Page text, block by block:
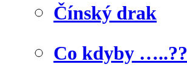
Čínský drak
Co kdyby …..??